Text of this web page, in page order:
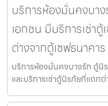
บริการห้องมั่นคงบา
เอกชน มีบริการเช่า
ต่างจากตู้เซฟธนาคา
บริการห้องมั่นคงบางรัก ตู้นิ
และบริการเช่าตู้นิรภัยที่แตก